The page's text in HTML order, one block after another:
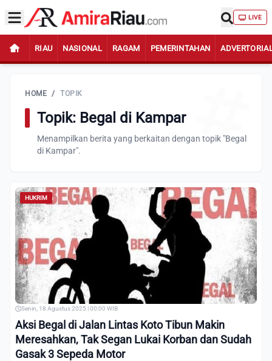
LIVE
RIAU NASIONAL RAGAM PEMERINTAHAN
HOME / TOPIK
Topik: Begal di Kampar
Menampilkan berita yang berkaitan dengan topik "Begal
di Kampar".
HUKRIM
Senin, 18 Agustus 2025 | 00:00 WIB
Aksi Begal di Jalan Lintas Koto Tibun Makin
Meresahkan, Tak Segan Lukai Korban dan Sudah
Gasak 3 Sepeda Motor